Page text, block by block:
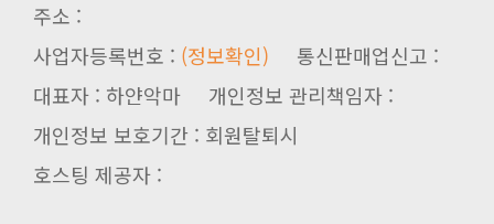
주소 :
사업자등록번호 : (정보확인) 통신판매업신고 :
대표자 : 하얀악마 개인정보 관리책임자 :
개인정보 보호기간 : 회원탈퇴시
호스팅 제공자 :